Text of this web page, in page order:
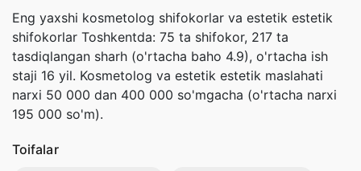
Eng yaxshi kosmetolog shifokorlar va estetik estetik
shifokorlar Toshkentda: 75 ta shifokor, 217 ta
tasdiqlangan sharh (o'rtacha baho 4.9), o'rtacha ish
staji 16 yil. Kosmetolog va estetik estetik maslahati
narxi 50 000 dan 400 000 so'mgacha (o'rtacha narxi
195 000 so'm).
Toifalar